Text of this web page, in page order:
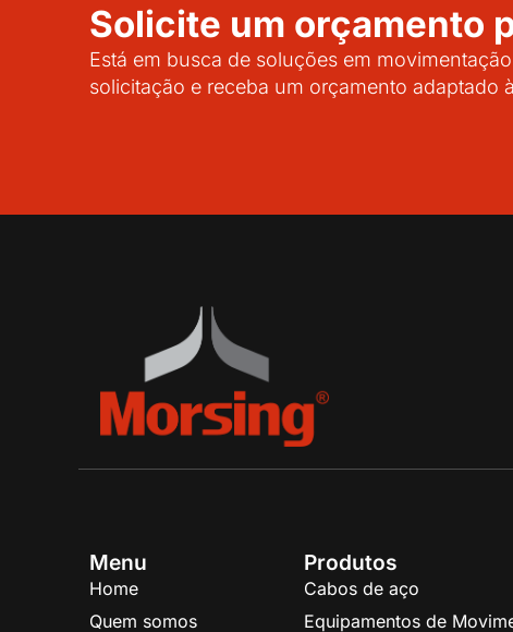
Solicite um orçamento
Está em busca de soluções em
solicitação e receba um orçamento adaptado
Menu
Home
Quem somos
Produtos
Cabos de aço
Equipamentos de